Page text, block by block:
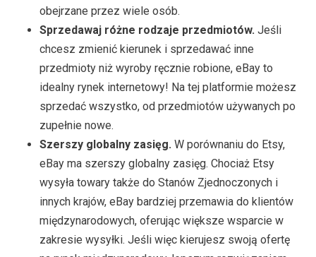
obejrzane przez wiele osób.
Sprzedawaj różne rodzaje przedmiotów. Jeśli
chcesz zmienić kierunek i sprzedawać inne
przedmioty niż wyroby ręcznie robione, eBay to
idealny rynek internetowy! Na tej platformie możesz
sprzedać wszystko, od przedmiotów używanych po
zupełnie nowe.
Szerszy globalny zasięg. W porównaniu do Etsy,
eBay ma szerszy globalny zasięg. Chociaż Etsy
wysyła towary także do Stanów Zjednoczonych i
innych krajów, eBay bardziej przemawia do klientów
międzynarodowych, oferując większe wsparcie w
zakresie wysyłki. Jeśli więc kierujesz swoją ofertę